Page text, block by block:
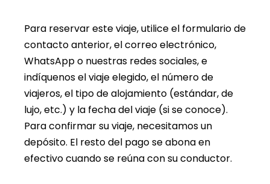
Para reservar este viaje, utilice el formulario de
contacto anterior, el correo electrónico,
WhatsApp o nuestras redes sociales, e
indíquenos el viaje elegido, el número de
viajeros, el tipo de alojamiento (estándar, de
lujo, etc.) y la fecha del viaje (si se conoce).
Para confirmar su viaje, necesitamos un
depósito. El resto del pago se abona en
efectivo cuando se reúna con su conductor.